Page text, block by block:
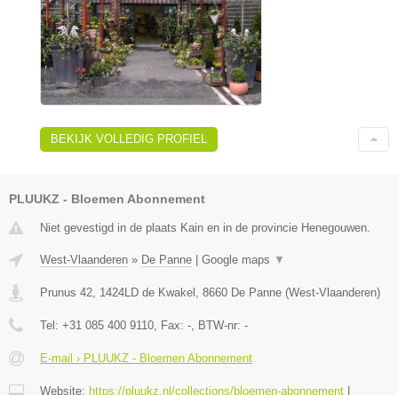
BEKIJK VOLLEDIG PROFIEL
PLUUKZ - Bloemen Abonnement
Niet gevestigd in de plaats Kain en in de provincie Henegouwen.
West-Vlaanderen » De Panne Google maps ▼
Prunus 42, 1424LD de Kwakel , 8660 De Panne (West-Vlaanderen)
Tel: +31 085 400 9110, Fax: -, BTW-nr: -
E-mail › PLUUKZ - Bloemen Abonnement
Website: https://pluukz.nl/collections/bloemen-abonnement